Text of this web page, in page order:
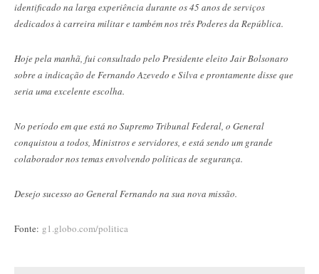
identificado na larga experiência durante os 45 anos de serviços
dedicados à carreira militar e também nos três Poderes da República.
Hoje pela manhã, fui consultado pelo Presidente eleito Jair Bolsonaro
sobre a indicação de Fernando Azevedo e Silva e prontamente disse que
seria uma excelente escolha.
No período em que está no Supremo Tribunal Federal, o General
conquistou a todos, Ministros e servidores, e está sendo um grande
colaborador nos temas envolvendo políticas de segurança.
Desejo sucesso ao General Fernando na sua nova missão.
Fonte: g1.globo.com/politica